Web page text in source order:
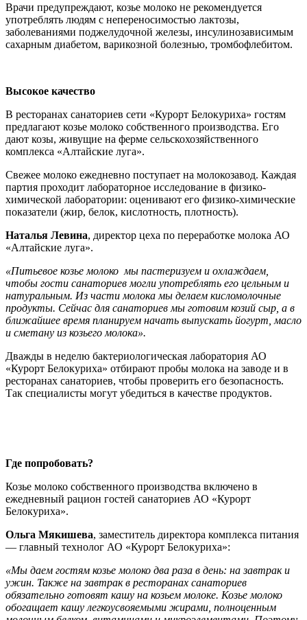
Врачи предупреждают, козье молоко не рекомендуется
употреблять людям с непереносимостью лактозы,
заболеваниями поджелудочной железы, инсулинозависимым
сахарным диабетом, варикозной болезнью, тромбофлебитом.
Высокое качество
В ресторанах санаториев сети «Курорт Белокуриха» гостям
предлагают козье молоко собственного производства. Его
дают козы, живущие на ферме сельскохозяйственного
комплекса «Алтайские луга».
Свежее молоко ежедневно поступает на молокозавод. Каждая
партия проходит лабораторное исследование в физико-
химической лаборатории: оценивают его физико-химические
показатели (жир, белок, кислотность, плотность).
Наталья Левина, директор цеха по переработке молока АО
«Алтайские луга».
«Питьевое козье молоко мы пастеризуем и охлаждаем,
чтобы гости санаториев могли употреблять его цельным и
натуральным. Из части молока мы делаем кисломолочные
продукты. Сейчас для санаториев мы готовим козий сыр, а в
ближайшее время планируем начать выпускать йогурт, масло
и сметану из козьего молока».
Дважды в неделю бактериологическая лаборатория АО
«Курорт Белокуриха» отбирают пробы молока на заводе и в
ресторанах санаториев, чтобы проверить его безопасность.
Так специалисты могут убедиться в качестве продуктов.
Где попробовать?
Козье молоко собственного производства включено в
ежедневный рацион гостей санаториев АО «Курорт
Белокуриха».
Ольга Мякишева, заместитель директора комплекса питания
— главный технолог АО «Курорт Белокуриха»:
«Мы даем гостям козье молоко два раза в день: на завтрак и
ужин. Также на завтрак в ресторанах санаториев
обязательно готовят кашу на козьем молоке. Козье молоко
обогащает кашу легкоусвояемыми жирами, полноценным